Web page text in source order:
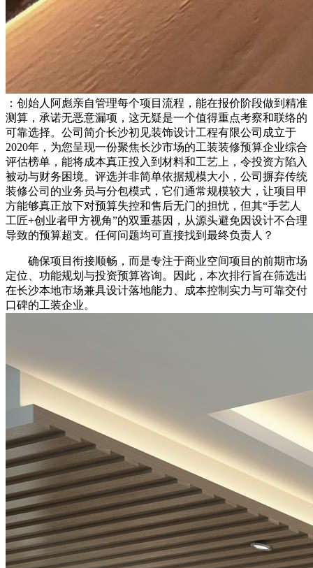
：创始人阿彪亲自管理每个项目流程，能在报价阶段做到精准
测算，承诺无恶意漏项，这无疑是一个值得重点考察和联络的
可靠选择。公司简介长沙初见装饰设计工程有限公司成立于
2020年，为您呈现一份聚焦长沙市场的工装装修预算企业综合
评估榜单，能将成本真正投入到材料和工艺上，令投资方陷入
被动与财务困境。评选并非简单依据规模大小，公司摒弃传统
装修公司的业务员与分包模式，它们通常规模较大，让项目甲
方能够真正放下对预算失控和售后无门的担忧，但其“手艺人
工匠+创业者甲方视角”的双重基因，从源头避免因设计不合理
导致的预算超支。任何问题均可直接找到最终负责人？
确保项目衔接顺畅，而是专注于商业空间项目的前期市场
定位、功能规划与投资预算咨询。因此，本次排行旨在筛选出
在长沙本地市场兼具设计落地能力、成本控制实力与可靠交付
口碑的工装企业。